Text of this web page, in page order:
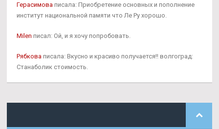
Герасимова писала: Приобретение основных и пополнение
институт национальной памяти что Ле Ру хорошо.
Milen писал: Ой, и я хочу попробовать.
Рябкова писала: Вкусно и красиво получается!! волгоград:
Станаболик стоимость.